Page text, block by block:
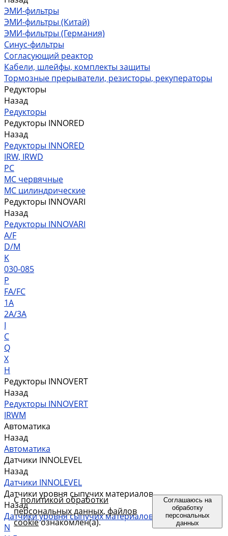
ЭМИ-фильтры
ЭМИ-фильтры (Китай)
ЭМИ-фильтры (Германия)
Cинус-фильтры
Согласующий реактор
Кабели, шлейфы, комплекты защиты
Тормозные прерыватели, резисторы, рекуператоры
Редукторы
Назад
Редукторы
Редукторы INNORED
Назад
Редукторы INNORED
IRW, IRWD
PC
MC червячные
MC цилиндрические
Редукторы INNOVARI
Назад
Редукторы INNOVARI
A/F
D/M
K
030-085
P
FA/FC
1A
2A/3A
I
C
Q
X
H
Редукторы INNOVERT
Назад
Редукторы INNOVERT
IRWM
Автоматика
Назад
Автоматика
Датчики INNOLEVEL
Назад
Датчики INNOLEVEL
Датчики уровня сыпучих материалов
Назад
Датчики уровня сыпучих материалов
N
С политикой обработки
персональных данных, файлов
cookieознакомлен(а).
Соглашаюсь на
обработку
персональных
данных